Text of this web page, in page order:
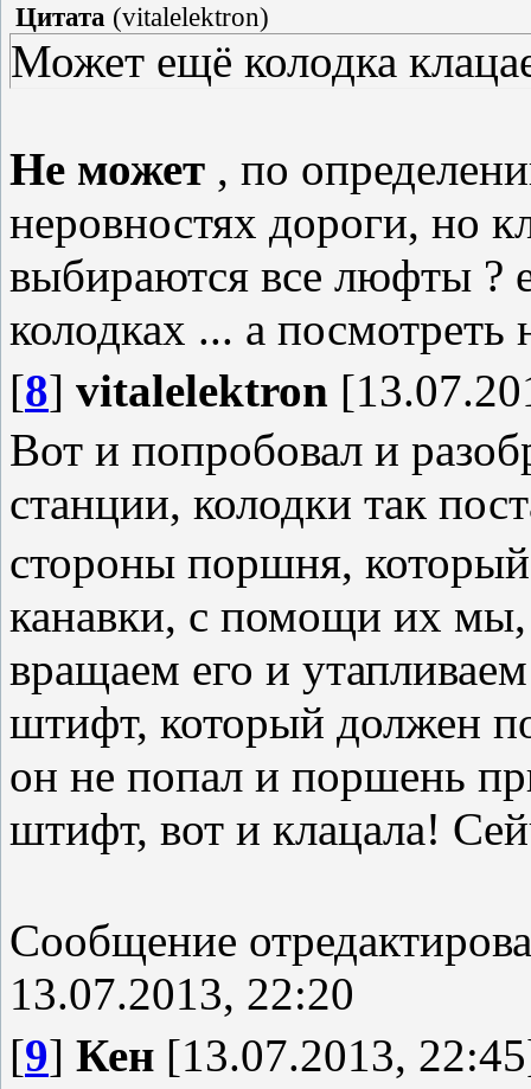
Цитата (vitalelektron)
Может ещё колодка
Не может , по
неровностях дороги, но
выбираются все люфты ?
колодках ... а посмотреть
[8] vitalelektron
Вот и попробовал и
станции, колодки так
стороны поршня,
канавки, с помощи их мы,
вращаем его и
штифт, который должен
он не попал и поршень
штифт, вот и клацала!
Сообщение
13.07.2013, 22:20
[9] Кен [13.07.2013,